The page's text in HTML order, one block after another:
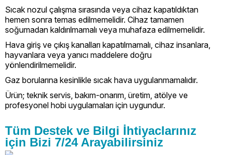
Sıcak nozul çalışma sırasında veya cihaz kapatıldıktan
hemen sonra temas edilmemelidir. Cihaz tamamen
soğumadan kaldırılmamalı veya muhafaza edilmemelidir.
Hava giriş ve çıkış kanalları kapatılmamalı, cihaz insanlara,
hayvanlara veya yanıcı maddelere doğru
yönlendirilmemelidir.
Gaz borularına kesinlikle sıcak hava uygulanmamalıdır.
Ürün; teknik servis, bakım-onarım, üretim, atölye ve
profesyonel hobi uygulamaları için uygundur.
Tüm Destek ve Bilgi İhtiyaclarınız
için Bizi 7/24 Arayabilirsiniz